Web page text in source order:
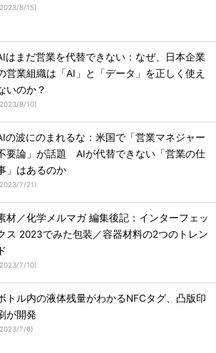
2023/8/15)
はまだ営業を代替できない：なぜ、日本企業
営業組織は「AI」と「データ」を正しく使え
いのか？
2023/8/10)
の波にのまれるな：米国で「営業マネジャー
要論」が話題 AIが代替できない「営業の仕
」はあるのか
2023/7/21)
材／化学メルマガ 編集後記：インターフェッ
ス 2023でみた包装／容器材料の2つのトレン
ド
2023/7/10)
トル内の液体残量がわかるNFCタグ、凸版印
が開発
2023/7/6)